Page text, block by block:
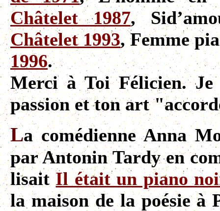
Châtelet 1987,
Châtelet 1993, Femme
1996.
Merci à Toi Félicien. Je
passion et ton art
La comédienne Anna
par Antonin Tardy en
lisaitIl était un piano
la maison de la poésie à